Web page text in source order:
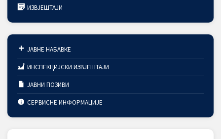
ИЗВЈЕШТАЈИ
ЈАВНЕ НАБАВКЕ
ИНСПЕКЦИЈСКИ ИЗВЈЕШТАЈИ
ЈАВНИ ПОЗИВИ
СЕРВИСНЕ ИНФОРМАЦИЈЕ